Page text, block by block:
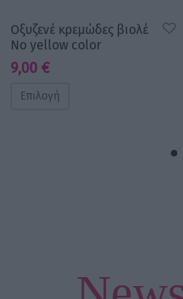
Οξυζενέ κρεμώδες βιολέ
No yellow color
9,00 €
Επιλογή